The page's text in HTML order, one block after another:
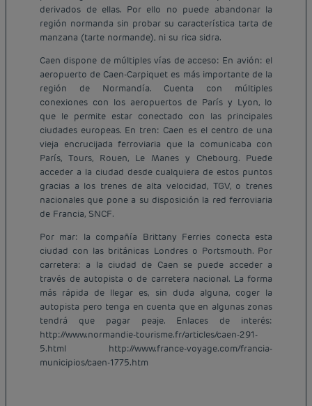
derivados de ellas. Por ello no puede abandonar la
región normanda sin probar su característica tarta de
manzana (tarte normande), ni su rica sidra.
Caen dispone de múltiples vías de acceso: En avión: el
aeropuerto de Caen-Carpiquet es más importante de la
región de Normandía. Cuenta con múltiples
conexiones con los aeropuertos de París y Lyon, lo
que le permite estar conectado con las principales
ciudades europeas. En tren: Caen es el centro de una
vieja encrucijada ferroviaria que la comunicaba con
París, Tours, Rouen, Le Manes y Chebourg. Puede
acceder a la ciudad desde cualquiera de estos puntos
gracias a los trenes de alta velocidad, TGV, o trenes
nacionales que pone a su disposición la red ferroviaria
de Francia, SNCF.
Por mar: la compañía Brittany Ferries conecta esta
ciudad con las británicas Londres o Portsmouth. Por
carretera: a la ciudad de Caen se puede acceder a
través de autopista o de carretera nacional. La forma
más rápida de llegar es, sin duda alguna, coger la
autopista pero tenga en cuenta que en algunas zonas
tendrá que pagar peaje. Enlaces de interés:
http://www.normandie-tourisme.fr/articles/caen-291-
5.html http://www.france-voyage.com/francia-
municipios/caen-1775.htm
Hoteles baratos París
Hoteles baratos Francia
Hoteles baratos Marsella
Avisos legales